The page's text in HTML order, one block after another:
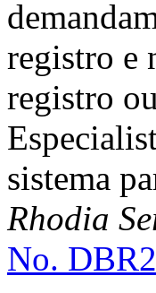
registro e
registro
sistema
Rhodia
No.